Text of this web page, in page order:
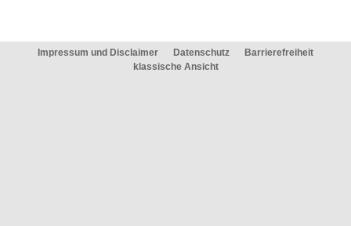
Impressum und Disclaimer Datenschutz
Barrierefreiheit
klassische Ansicht